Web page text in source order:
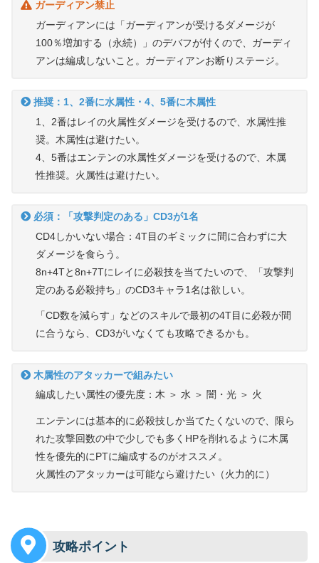
ガーディアン禁止
ガーディアンには「ガーディアンが受けるダメージが
100％増加する（永続）」のデバフが付くので、ガーディ
アンは編成しないこと。ガーディアンお断りステージ。
推奨：1、2番に水属性・4、5番に木属性
1、2番はレイの火属性ダメージを受けるので、水属性推
奨。木属性は避けたい。
4、5番はエンテンの水属性ダメージを受けるので、木属
性推奨。火属性は避けたい。
必須：「攻撃判定のある」CD3が1名
CD4しかいない場合：4T目のギミックに間に合わずに大
ダメージを食らう。
8n+4Tと8n+7Tにレイに必殺技を当てたいので、「攻撃判
定のある必殺持ち」のCD3キャラ1名は欲しい。
「CD数を減らす」などのスキルで最初の4T目に必殺が間
に合うなら、CD3がいなくても攻略できるかも。
木属性のアタッカーで組みたい
編成したい属性の優先度：木 ＞ 水 ＞ 闇・光 ＞ 火
エンテンには基本的に必殺技しか当てたくないので、限ら
れた攻撃回数の中で少しでも多くHPを削れるように木属
性を優先的にPTに編成するのがオススメ。
火属性のアタッカーは可能なら避けたい（火力的に）
攻略ポイント